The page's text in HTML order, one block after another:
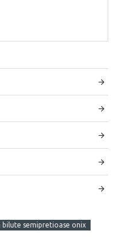
semipretioase onix